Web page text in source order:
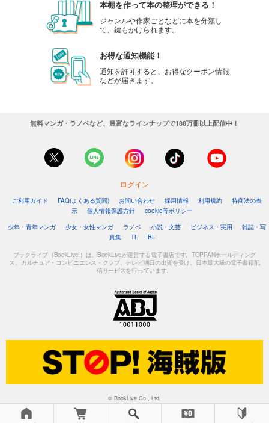
本棚を作って本の整理ができる！
ジャンルや作家ごとなどに本を分類し
て、鍵もかけられます。
お得な通知機能！
通知を許可すると、お得なクーポン情報
などが届きます。
無料マンガ・ラノベなど、豊富なラインナップで188万冊以上配信中！
ログイン
ご利用ガイド FAQ(よくある質問) お問い合わせ 採用情報 利用規約
特商法の表
示
個人情報保護方針
cookie等ポリシー
少年・青年マンガ
少女・女性マンガ ラノベ 小説・文芸 ビジネス・実用
雑誌・写
真集
TL BL
ブックライブ（BookLive!）は、BookLiveが運営する電子書店です。TOPPANホールディング
ス、カルチュア・コンビニエンス・クラブ、テレビ朝日の出資を受け、日本最大級の電子書籍配
信サービスを行っています。
© BookLive Co., Ltd.